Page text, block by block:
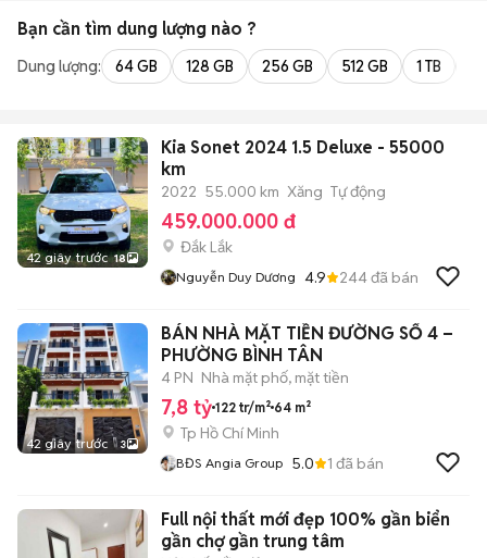
Bạn cần tìm dung lượng nào ?
Dung lượng: 64 GB 128 GB 256 GB 512 GB 1 TB
42 giây trước 18
Kia Sonet 2024 1.5 Deluxe - 55000
km
2022 55.000 km Xăng Tự động
459.000.000 đ
Đắk Lắk
Nguyễn Duy Dương 4.9 244đã bán
42 giây trước 3
BÁN NHÀ MẶT TIỀN ĐƯỜNG SỐ 4 –
PHƯỜNG BÌNH TÂN
4 PN Nhà mặt phố, mặt tiền
7,8 tỷ 122 tr/m² 64 m²
Tp Hồ Chí Minh
BĐS Angia Group 5.0 1 đã bán
Full nội thất mới đẹp 100% gần biển
gần chợ gần trung tâm